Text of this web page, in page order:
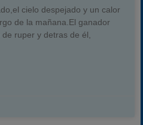
cielo despejado y un calor
de la mañana.El ganador
ruper y detras de él,